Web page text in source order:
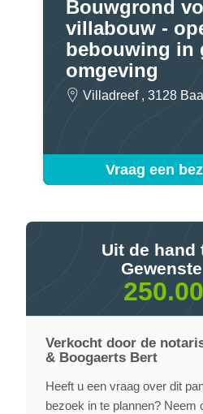
Bouwgrond
villabouw -
bebouwing in
omgeving
Villadreef , 3128 Baal
Vraag een
Uit de hand
Verkocht door de
& Boogaerts Bert
Heeft u een vraag over dit
bezoek in te plannen? Neem